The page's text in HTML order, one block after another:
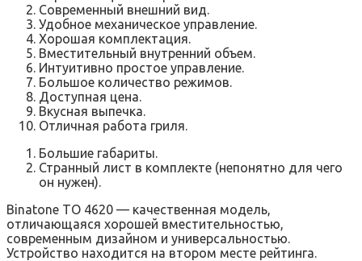
Современный внешний вид.
Удобное механическое управление.
Хорошая комплектация.
Вместительный внутренний объем.
Интуитивно простое управление.
Большое количество режимов.
Доступная цена.
Вкусная выпечка.
Отличная работа гриля.
Большие габариты.
Странный лист в комплекте (непонятно для чего
он нужен).
Binatone TO 4620 — качественная модель,
отличающаяся хорошей вместительностью,
современным дизайном и универсальностью.
Устройство находится на втором месте рейтинга.